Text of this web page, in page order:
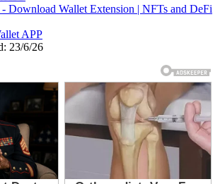
Download Wallet Extension | NFTs and DeFi
APP
23/6/26